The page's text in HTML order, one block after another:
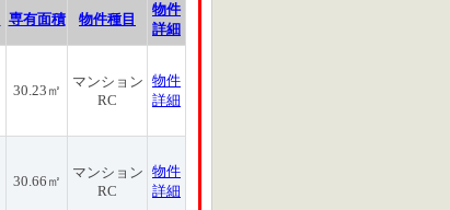
専有面積 物件種目
物件
詳細
30.23㎡
マンション
RC
物件
詳細
30.66㎡
マンション
RC
物件
詳細